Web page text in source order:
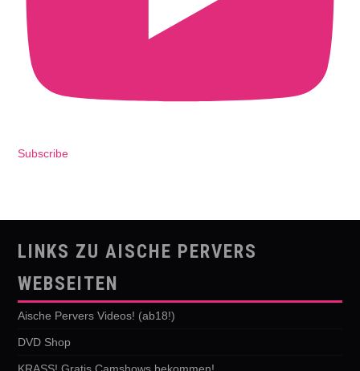
Subscribe
LINKS ZU AISCHE PERVERS
WEBSEITEN
Aische Pervers Videos! (ab18!)
DVD Shop